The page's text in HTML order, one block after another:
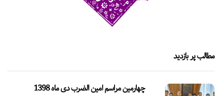
مطالب پر بازدید
چهارمین مراسم امین الضرب دی ماه 1398